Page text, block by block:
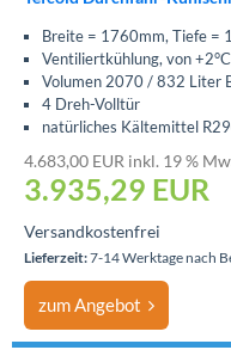
Breite = 1760mm, Tiefe =
Ventiliertkühlung, von
Volumen 2070 / 832 Liter
4 Dreh-Volltür
natürliches Kältemittel
4.683,00 EUR inkl. 19 %
3.935,29 EUR
Versandkostenfrei
Lieferzeit:7-14 Werktage nach
zum Angebot